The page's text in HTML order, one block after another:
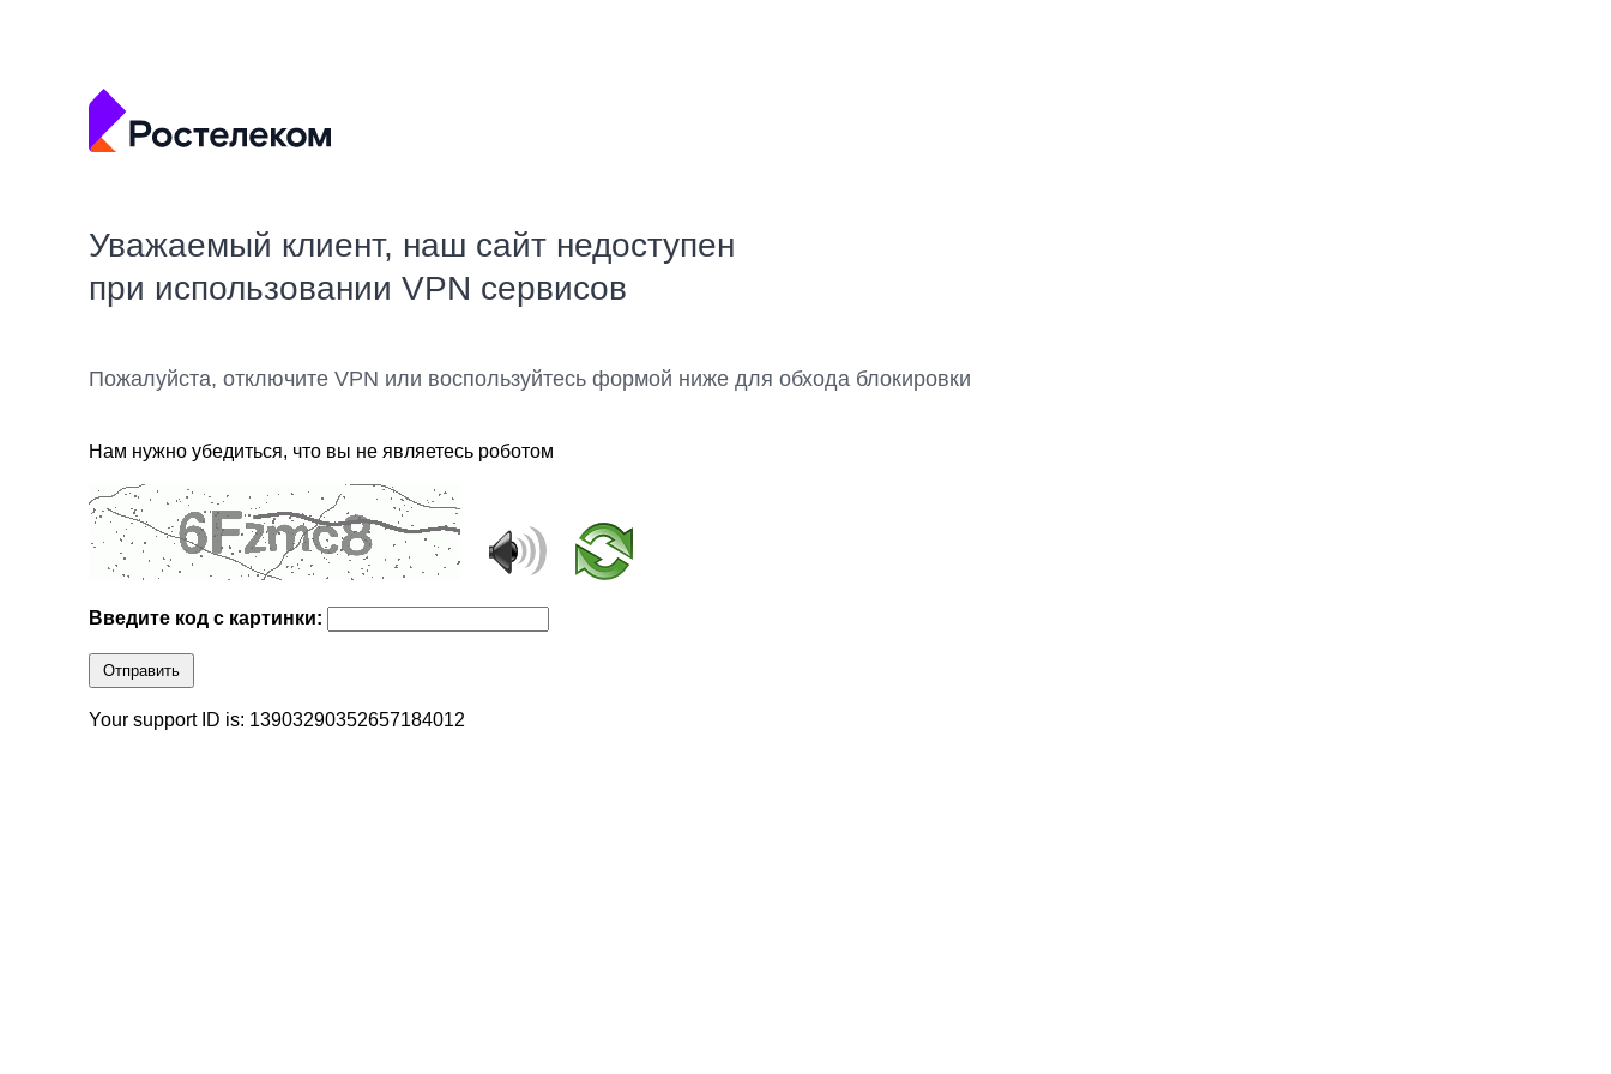
Уважаемый клиент, наш сайт недоступен
при использовании VPN сервисов
Пожалуйста, отключите VPN или воспользуйтесь формой ниже для обхода блокировки
Нам нужно убедиться, что вы не являетесь роботом
Введите код с картинки:
Отправить
Your support ID is: 13903290352657184012